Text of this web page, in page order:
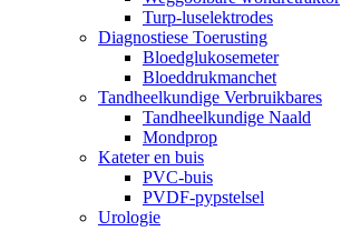
Turp-luselektrodes
Diagnostiese Toerusting
Bloedglukosemeter
Bloeddrukmanchet
Tandheelkundige Verbruikbares
Tandheelkundige Naald
Mondprop
Kateter en buis
PVC-buis
PVDF-pypstelsel
Urologie